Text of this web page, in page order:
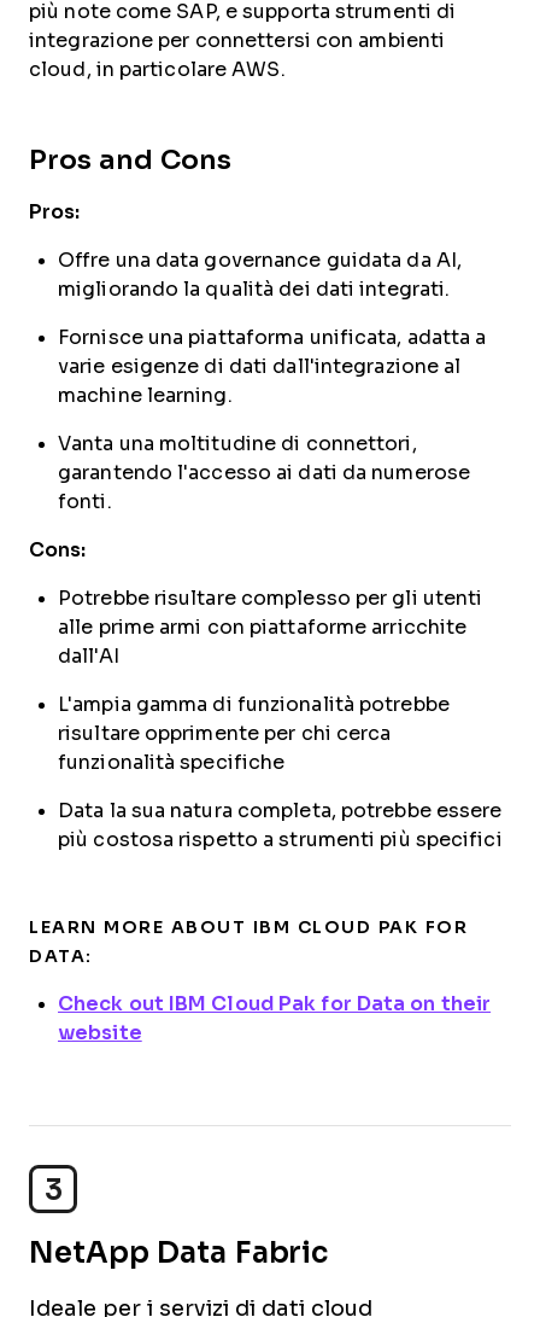
più note come SAP, e supporta strumenti di
integrazione per connettersi con ambienti
cloud, in particolare AWS.
Pros and Cons
Pros:
Offre una data governance guidata da AI,
migliorando la qualità dei dati integrati.
Fornisce una piattaforma unificata, adatta a
varie esigenze di dati dall'integrazione al
machine learning.
Vanta una moltitudine di connettori,
garantendo l'accesso ai dati da numerose
fonti.
Cons:
Potrebbe risultare complesso per gli utenti
alle prime armi con piattaforme arricchite
dall'AI
L'ampia gamma di funzionalità potrebbe
risultare opprimente per chi cerca
funzionalità specifiche
Data la sua natura completa, potrebbe essere
più costosa rispetto a strumenti più specifici
LEARN MORE ABOUT IBM CLOUD PAK FOR
DATA:
Check out IBM Cloud Pak for Data on their
website
3
NetApp Data Fabric
Ideale per i servizi di dati cloud